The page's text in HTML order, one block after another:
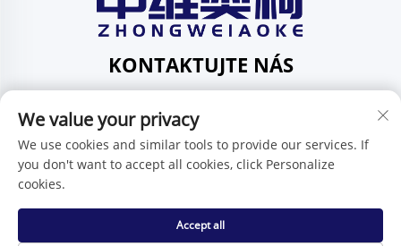
KONTAKTUJTE NÁS
Subdistrict shenzhen guangdong Čína
Tel.:+86-15986647296
E-mail: [email protected]
Autorské práva © Shenzhen Zhongweiaoke Technology Co.,
We value your privacy
We use cookies and similar tools to provide our services. If
you don't want to accept all cookies, click Personalize
cookies.
Accept all